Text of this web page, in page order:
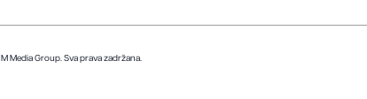
Media Group. Sva prava zadržana.